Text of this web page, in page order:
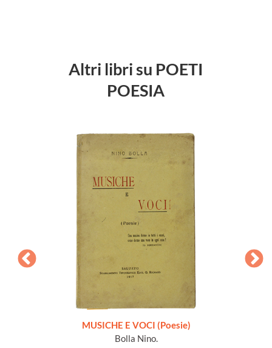
Altri libri su POETI
POESIA
MUSICHE E VOCI (Poesie)
Bolla Nino.